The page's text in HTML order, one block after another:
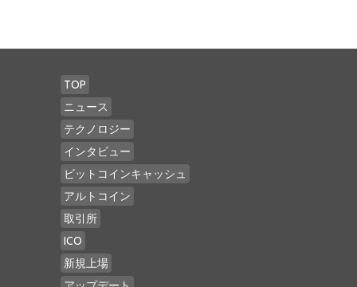
TOP
ニュース
テクノロジー
インタビュー
ビットコインキャッシュ
アルトコイン
取引所
ICO
新規上場